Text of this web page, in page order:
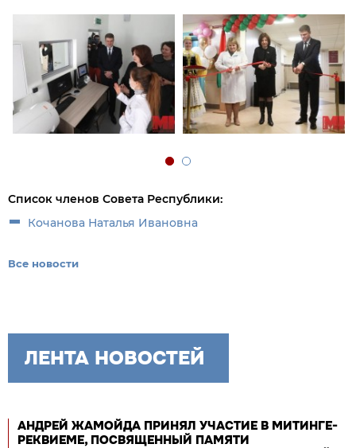
Список членов Совета Республики:
Кочанова Наталья Ивановна
Все новости
ЛЕНТА НОВОСТЕЙ
АНДРЕЙ ЖАМОЙДА ПРИНЯЛ УЧАСТИЕ В МИТИНГЕ-
РЕКВИЕМЕ, ПОСВЯЩЕННЫЙ ПАМЯТИ